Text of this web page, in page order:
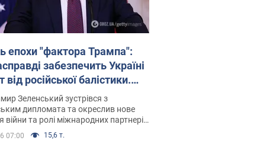
епохи "фактора Трампа":
забезпечить Україні
від російської балістики.
з Безсмертним
Зеленський зустрівся з
дипломата та окреслив нове
війни та ролі міжнародних партнерів
з Росією
07:00 15,6 т.